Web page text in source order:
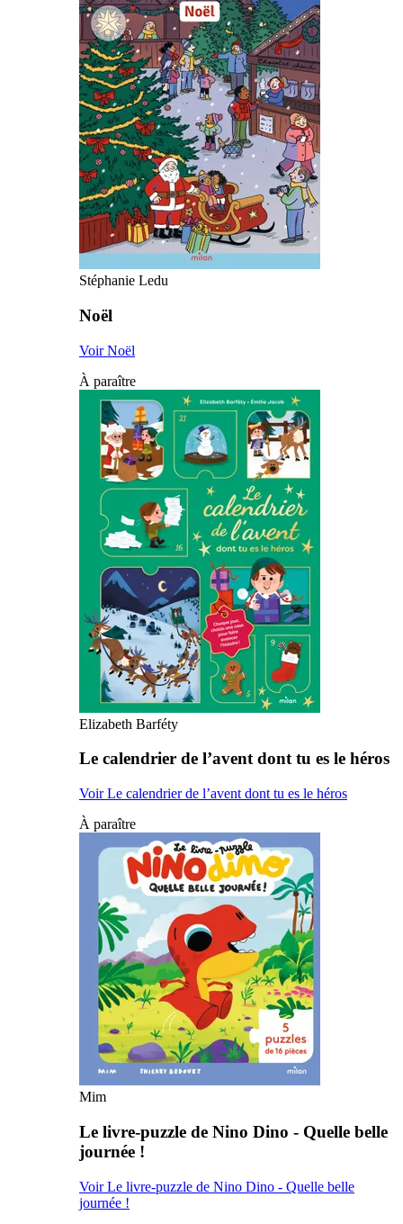
Stéphanie Ledu
Noël
Voir Noël
À paraître
Elizabeth Barféty
Le calendrier de l’avent dont tu es le héros
Voir Le calendrier de l’avent dont tu es le héros
À paraître
Mim
Le livre-puzzle de Nino Dino - Quelle belle
journée !
Voir Le livre-puzzle de Nino Dino - Quelle belle
journée !